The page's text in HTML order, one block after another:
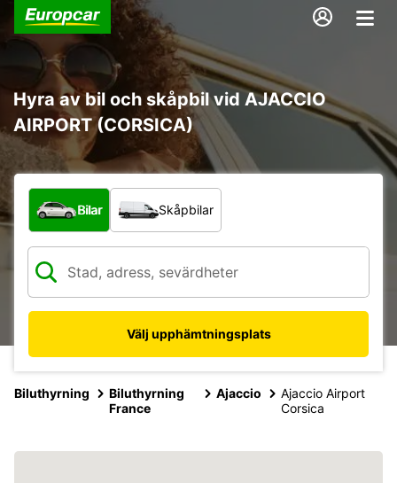
Hyra av bil och skåpbil vid AJACCIO
AIRPORT (CORSICA)
Vilken typ av fordon?
Bilar Skåpbilar
Välj upphämtningsplats
Biluthyrning
Biluthyrning
France
Ajaccio
Ajaccio Airport
Corsica